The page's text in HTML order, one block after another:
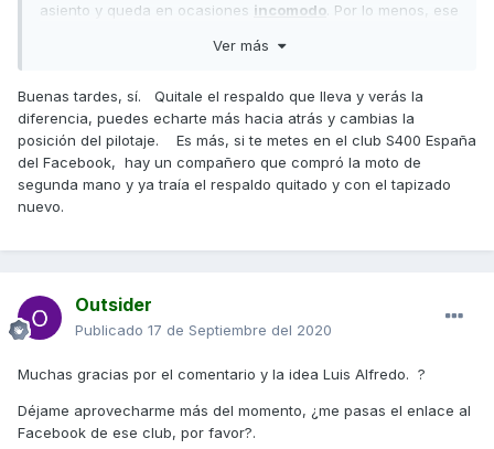
asiento y queda en ocasiones incomodo . Por lo menos, ese
y sabe de algún apaño para solucionar esto? Muchas
Ver más
Buenas tardes, sí. Quitale el respaldo que lleva y verás la
diferencia, puedes echarte más hacia atrás y cambias la
posición del pilotaje. Es más, si te metes en el club S400 España
del Facebook, hay un compañero que compró la moto de
segunda mano y ya traía el respaldo quitado y con el tapizado
nuevo.
Outsider
Publicado 17 de Septiembre del 2020
Muchas gracias por el comentario y la idea Luis Alfredo. ?
Déjame aprovecharme más del momento, ¿me pasas el enlace al
Facebook de ese club, por favor?.